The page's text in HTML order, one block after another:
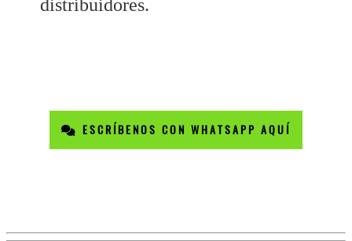
distribuidores.
ESCRÍBENOS CON WHATSAPP AQUÍ